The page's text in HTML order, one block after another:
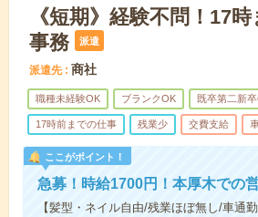
《短期》経験不問！17
事務
派遣
派遣先 商社
職種未経験OK ブランクOK 既卒第二新
17時前までの仕事 残業少 交費支給
ここがポイント！
急募！時給1700円！本厚木での
【髪型・ネイル自由/残業ほぼ無し/車